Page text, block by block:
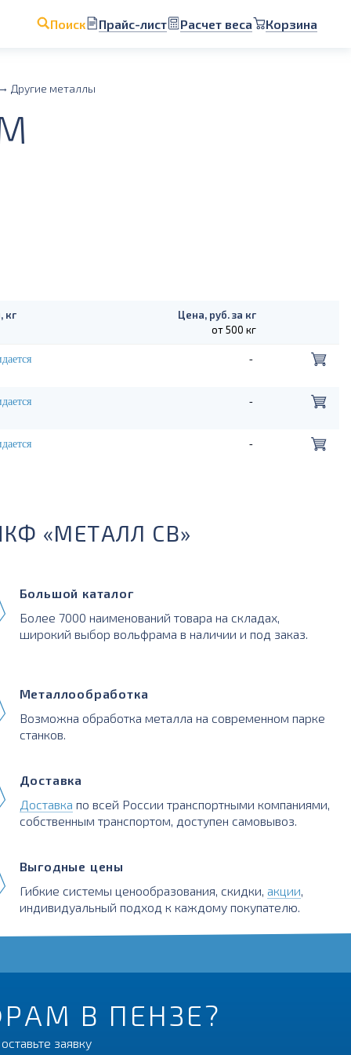
Поиск Прайс-лист Расчет веса Корзина
Другие металлы
кг
Цена, руб. за кг
от 500 кг
-
-
-
«МЕТАЛЛ СВ»
Большой каталог
Более 7000 наименований товара на складах,
широкий выбор вольфрама в наличии и под заказ.
Металлообработка
Возможна обработка металла на современном парке
станков.
Доставка
Доставка по всей России транспортными компаниями,
собственным транспортом, доступен самовывоз.
Выгодные цены
Гибкие системы ценообразования, скидки, акции
индивидуальный подход к каждому покупателю.
В ПЕНЗЕ?
заявку